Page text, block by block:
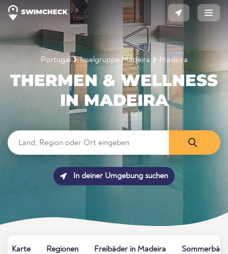
Portugal Inselgruppe Madeira Madeira
THERMEN & WELLNESS
IN MADEIRA
In deiner Umgebung suchen
Karte Regionen Freibäder in Madeira